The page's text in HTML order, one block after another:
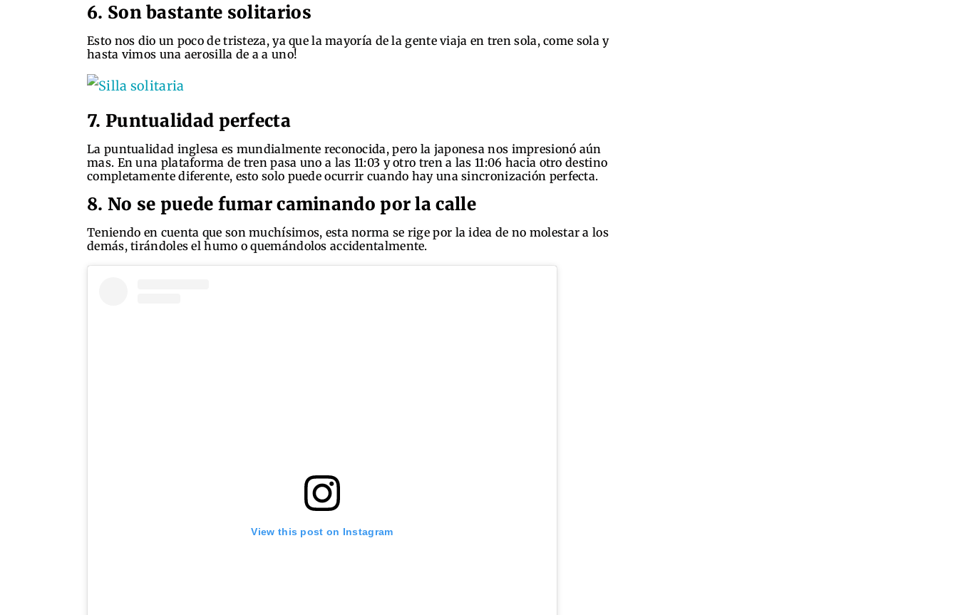
6. Son bastante solitarios
Esto nos dio un poco de tristeza, ya que la mayoría de la gente viaja en tren sola, come sola y
hasta vimos una aerosilla de a a uno!
7. Puntualidad perfecta
La puntualidad inglesa es mundialmente reconocida, pero la japonesa nos impresionó aún
mas. En una plataforma de tren pasa uno a las 11:03 y otro tren a las 11:06 hacia otro destino
completamente diferente, esto solo puede ocurrir cuando hay una sincronización perfecta.
8. No se puede fumar caminando por la calle
Teniendo en cuenta que son muchísimos, esta norma se rige por la idea de no molestar a los
demás, tirándoles el humo o quemándolos accidentalmente.
View this post on Instagram